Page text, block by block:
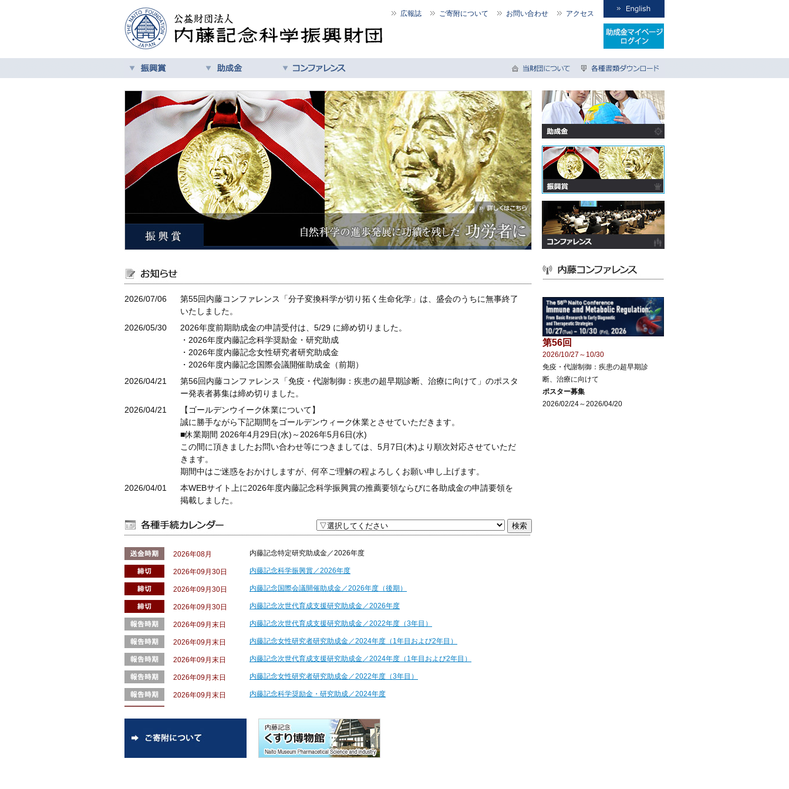
広報誌 ご寄附について お問い合わせ アクセス
2026/07/06
第55回内藤コンファレンス「分子変換科学が切り拓く生命化学」は、盛会のうちに無事終了
いたしました。
2026/05/30
2026年度前期助成金の申請受付は、5/29 に締め切りました。
・2026年度内藤記念科学奨励金・研究助成
・2026年度内藤記念女性研究者研究助成金
・2026年度内藤記念国際会議開催助成金（前期）
2026/04/21
第56回内藤コンファレンス「免疫・代謝制御：疾患の超早期診断、治療に向けて」のポスタ
ー発表者募集は締め切りました。
2026/04/21
【ゴールデンウイーク休業について】
誠に勝手ながら下記期間をゴールデンウィーク休業とさせていただきます。
■休業期間 2026年4月29日(水)～2026年5月6日(水)
この間に頂きましたお問い合わせ等につきましては、5月7日(木)より順次対応させていただ
きます。
期間中はご迷惑をおかけしますが、何卒ご理解の程よろしくお願い申し上げます。
2026/04/01
本WEBサイト上に2026年度内藤記念科学振興賞の推薦要領ならびに各助成金の申請要領を
掲載しました。
ー発表者募集を開始しました。
ります。
2026/02/03
2025年度内藤記念科学振興賞は、
拠点長/教授 吉村 崇 博士に決定いたしました。
（本文をクリックすると詳細ページをご覧いただけます。）
2026/01/16
第55回内藤コンファレンス ポスター発表者募集は締め切りました。
2025/12/22
【年末年始休業のお知らせ】
期間：2025年12月30日(火)～2026年1月4日(日)
この間にいただきましたお問い合わせにつきましては、2026年1月5日(月)より順次対応いた
ご不便をおかけいたしますが、何卒ご了承くださいますようお願い申し上げます。
2025/11/04
第55回内藤コンファレンス「分子変換科学が切り拓く生命化学」
2026年1月15日(木) 23：59まで応募を受け付けています。皆様からのご応募をお待ちして
2026年08月 内藤記念特定研究助成金／2026年度
2026年09月30日 内藤記念科学振興賞／2026年度
2026年09月30日 内藤記念国際会議開催助成金／2026年度（後期）
2026年09月30日 内藤記念次世代育成支援研究助成金／2026年度
2026年09月末日 内藤記念次世代育成支援研究助成金／2022年度（3年目）
2026年09月末日 内藤記念女性研究者研究助成金／2024年度（1年目および2年目）
2026年09月末日 内藤記念次世代育成支援研究助成金／2024年度（1年目および2年目）
2026年09月末日 内藤記念女性研究者研究助成金／2022年度（3年目）
2026年09月末日 内藤記念科学奨励金・研究助成／2024年度
内藤記念女性研究者研究助成金／2026年度
内藤記念国際会議開催助成金／2026年度（前期）
第56回
2026/10/27～10/30
免疫・代謝制御：疾患の超早期診
断、治療に向けて
ポスター募集
2026/02/24～2026/04/20